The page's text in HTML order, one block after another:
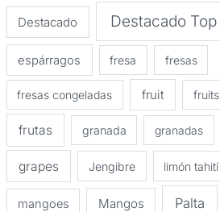
Destacado Destacado Top
espárragos fresa fresas
fresas congeladas fruit fruits
frutas granada granadas
grapes Jengibre limón tahití
mangoes Mangos Palta